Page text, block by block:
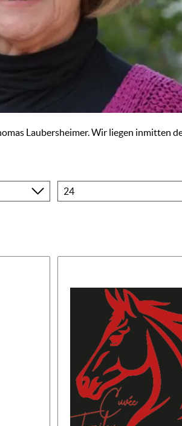
Laubersheimer. Wir liegen inmitten
Produkte